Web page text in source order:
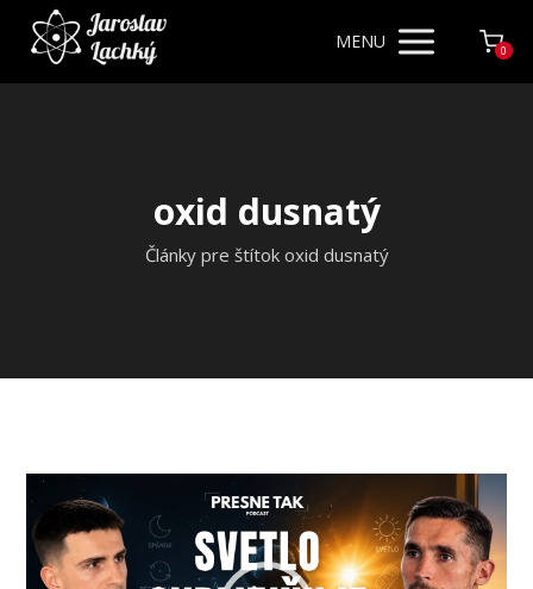
MENU 0
oxid dusnatý
Články pre štítok oxid dusnatý
Video
prehrávač